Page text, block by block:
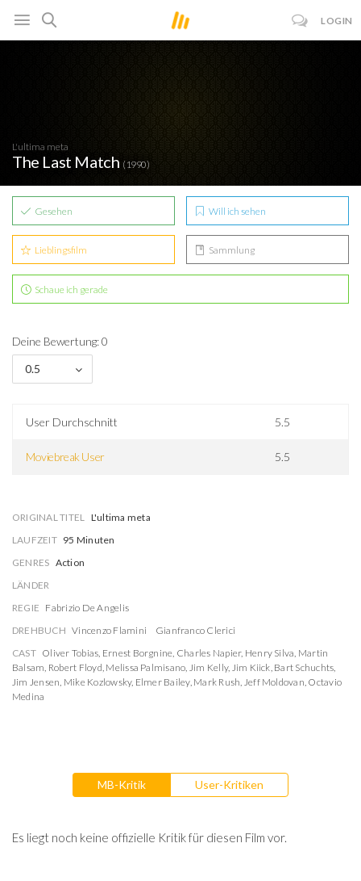
LOGIN
L'ultima meta
The Last Match (1990)
Gesehen Will ich sehen
Lieblingsfilm Sammlung
Schaue ich gerade
Deine Bewertung: 0
0.5
User Durchschnitt 5.5
Moviebreak User 5.5
ORIGINAL TITEL L'ultima meta
LAUFZEIT 95 Minuten
GENRES Action
LÄNDER
REGIE Fabrizio De Angelis
DREHBUCH Vincenzo Flamini
Gianfranco Clerici
CAST Oliver Tobias, Ernest Borgnine, Charles Napier, Henry Silva, Martin
Balsam, Robert Floyd, Melissa Palmisano, Jim Kelly, Jim Kiick, Bart Schuchts,
Jim Jensen, Mike Kozlowsky, Elmer Bailey, Mark Rush, Jeff Moldovan, Octavio
Medina
MB-Kritik User-Kritiken
Es liegt noch keine offizielle Kritik für diesen Film vor.